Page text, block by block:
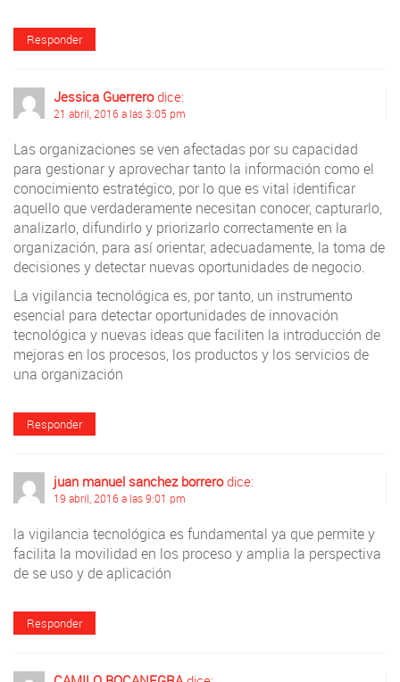
Responder
Jessica Guerrero dice:
21 abril, 2016 a las 3:05 pm
Las organizaciones se ven afectadas por su capacidad
para gestionar y aprovechar tanto la información como el
conocimiento estratégico, por lo que es vital identificar
aquello que verdaderamente necesitan conocer, capturarlo,
analizarlo, difundirlo y priorizarlo correctamente en la
organización, para así orientar, adecuadamente, la toma de
decisiones y detectar nuevas oportunidades de negocio.
La vigilancia tecnológica es, por tanto, un instrumento
esencial para detectar oportunidades de innovación
tecnológica y nuevas ideas que faciliten la introducción de
mejoras en los procesos, los productos y los servicios de
una organización
Responder
juan manuel sanchez borrero dice:
19 abril, 2016 a las 9:01 pm
la vigilancia tecnológica es fundamental ya que permite y
facilita la movilidad en los proceso y amplia la perspectiva
de se uso y de aplicación
Responder